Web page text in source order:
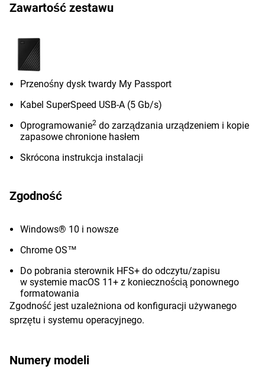
Zawartość zestawu
Przenośny dysk twardy My Passport
Kabel SuperSpeed USB-A (5 Gb/s)
Oprogramowanie2 do zarządzania urządzeniem i kopie
zapasowe chronione hasłem
Skrócona instrukcja instalacji
Zgodność
Windows® 10 i nowsze
Chrome OS™
Do pobrania sterownik HFS+ do odczytu/zapisu
w systemie macOS 11+ z koniecznością ponownego
formatowania
Zgodność jest uzależniona od konfiguracji używanego
sprzętu i systemu operacyjnego.
Numery modeli